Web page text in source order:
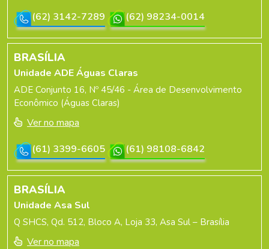
(62) 3142-7289
(62) 98234-0014
BRASÍLIA
Unidade ADE Águas Claras
ADE Conjunto 16, Nº 45/46 - Área de Desenvolvimento
Econômico (Águas Claras)
Ver no mapa
(61) 3399-6605
(61) 98108-6842
BRASÍLIA
Unidade Asa Sul
Q SHCS, Qd. 512, Bloco A, Loja 33, Asa Sul – Brasília
Ver no mapa